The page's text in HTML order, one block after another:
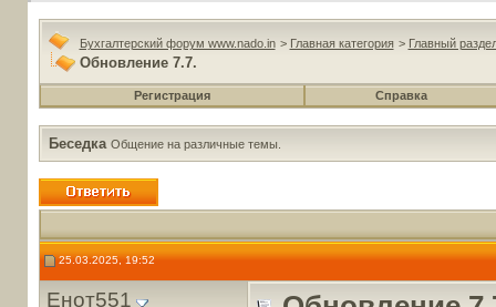
Бухгалтерский форум www.nado.in > Главная категория > Главный
Обновление 7.7.
Регистрация Справка
Беседка Общение на различные темы.
25.03.2025, 19:52
Енот551